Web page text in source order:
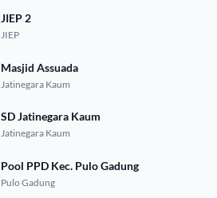
JIEP 2
JIEP
Masjid Assuada
Jatinegara Kaum
SD Jatinegara Kaum
Jatinegara Kaum
Pool PPD Kec. Pulo Gadung
Pulo Gadung